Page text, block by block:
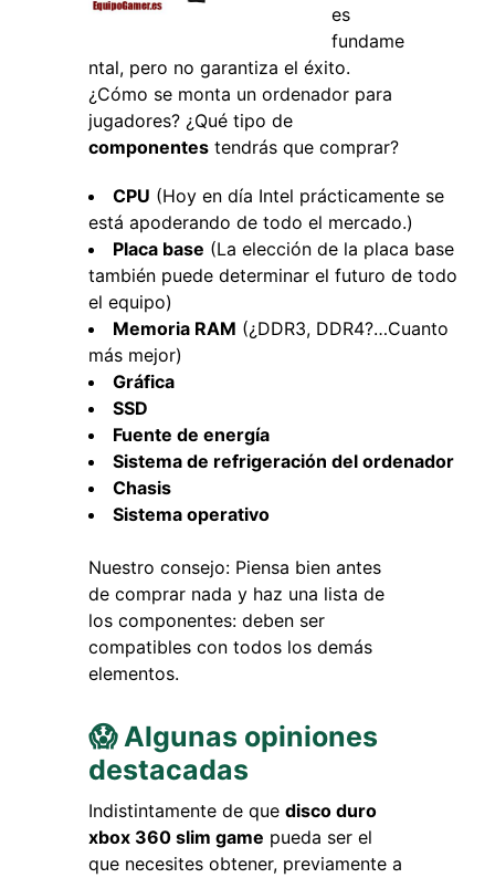
es
fundame
ntal, pero no garantiza el éxito.
¿Cómo se monta un ordenador para
jugadores? ¿Qué tipo de
componentes tendrás que comprar?
CPU (Hoy en día Intel prácticamente se
está apoderando de todo el mercado.)
Placa base (La elección de la placa base
también puede determinar el futuro de todo
el equipo)
Memoria RAM (¿DDR3, DDR4?…Cuanto
más mejor)
Gráfica
SSD
Fuente de energía
Sistema de refrigeración del ordenador
Chasis
Sistema operativo
Nuestro consejo: Piensa bien antes
de comprar nada y haz una lista de
los componentes: deben ser
compatibles con todos los demás
elementos.
😱 Algunas opiniones
destacadas
Indistintamente de que disco duro
xbox 360 slim game pueda ser el
que necesites obtener, previamente a